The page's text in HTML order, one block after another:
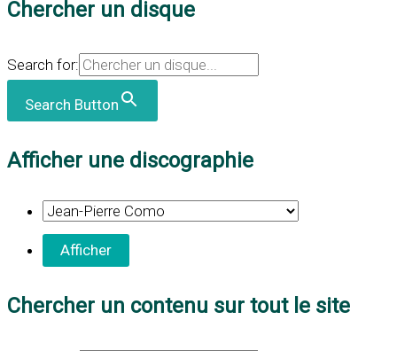
Chercher un disque
Search for:
Search Button
Afficher une discographie
Chercher un contenu sur tout le site